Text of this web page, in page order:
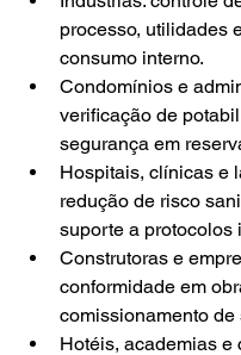
processo, utilidades
consumo interno.
Condomínios e
verificação de
segurança em
Hospitais, clínicas e
redução de risco
suporte a protocolos
Construtoras e
conformidade em
comissionamento de
Hotéis, academias e